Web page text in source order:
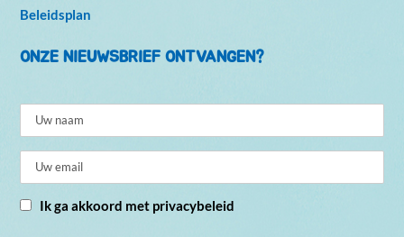
Beleidsplan
ONZE NIEUWSBRIEF ONTVANGEN?
Ik ga akkoord met privacybeleid